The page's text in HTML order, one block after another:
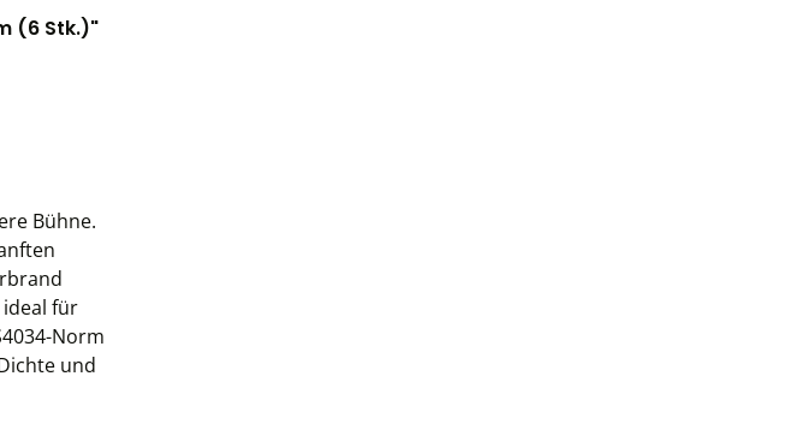
(6 Stk.)"
Bühne.
für
Norm
und